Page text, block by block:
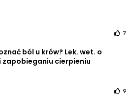
7
ból u krów? Lek. wet. o
zapobieganiu cierpieniu
9